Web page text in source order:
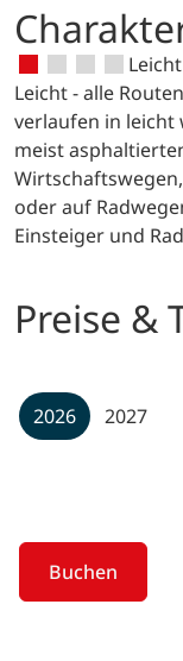
Leicht
Leicht - alle
verlaufen in leicht
meist
oder auf
Einsteiger und
Preise &
2026 2027
Buchen